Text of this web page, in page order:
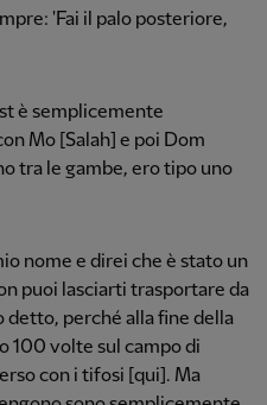
'Fai il palo posteriore,
è semplicemente
Mo [Salah] e poi Dom
tra le gambe, ero tipo uno
nome e direi che è stato un
puoi lasciarti trasportare da
perché alla fine della
100 volte sul campo di
con i tifosi [qui]. Ma